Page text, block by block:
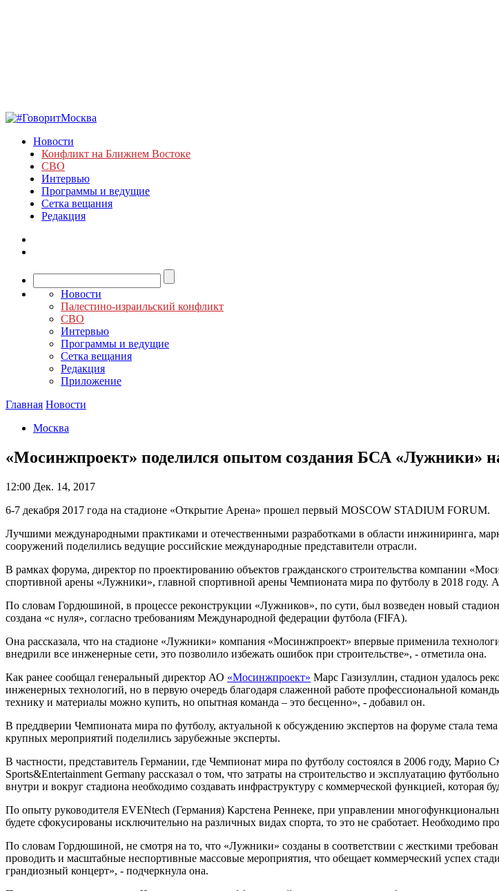
Новости
Конфликт на Ближнем Востоке
СВО
Интервью
Программы и ведущие
Сетка вещания
Редакция
Новости
Палестино-израильский конфликт
СВО
Интервью
Программы и ведущие
Сетка вещания
Редакция
Приложение
Главная Новости
Москва
«Мосинжпроект» поделился опытом создания БСА «Лужники»
12:00 Дек. 14, 2017
6-7 декабря 2017 года на стадионе «Открытие Арена» прошел первый MOSCOW STADIUM FORUM.
Лучшими международными практиками и отечественными разработками в области инжиниринга,
сооружений поделились ведущие российские международные представители отрасли.
В рамках форума, директор по проектированию объектов гражданского строительства компании
спортивной арены «Лужники», главной спортивной арены Чемпионата мира по футболу в 2018
По словам Гордюшиной, в процессе реконструкции «Лужников», по сути, был возведен новый
создана «с нуля», согласно требованиям Международной федерации футбола (FIFA).
Она рассказала, что на стадионе «Лужники» компания «Мосинжпроект» впервые применила
внедрили все инженерные сети, это позволило избежать ошибок при строительстве», - отметила она.
Как ранее сообщал генеральный директор АО «Мосинжпроект» Марс Газизуллин, стадион удалось
инженерных технологий, но в первую очередь благодаря слаженной работе профессиональной
технику и материалы можно купить, но опытная команда – это бесценно», - добавил он.
В преддверии Чемпионата мира по футболу, актуальной к обсуждению экспертов на форуме стала
крупных мероприятий поделились зарубежные эксперты.
В частности, представитель Германии, где Чемпионат мира по футболу состоялся в 2006 году, Марио
Sports&Entertainment Germany рассказал о том, что затраты на строительство и эксплуатацию
внутри и вокруг стадиона необходимо создавать инфраструктуру с коммерческой функцией, которая
По опыту руководителя EVENtech (Германия) Карстена Реннеке, при управлении
будете сфокусированы исключительно на различных видах спорта, то это не сработает. Необходимо
По словам Гордюшиной, не смотря на то, что «Лужники» созданы в соответствии с жесткими
проводить и масштабные неспортивные массовые мероприятия, что обещает коммерческий успех
грандиозный концерт», - подчеркнула она.